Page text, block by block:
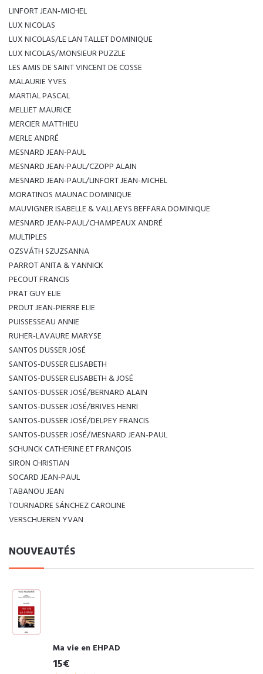
LINFORT JEAN-MICHEL
LUX NICOLAS
LUX NICOLAS/LE LAN TALLET DOMINIQUE
LUX NICOLAS/MONSIEUR PUZZLE
LES AMIS DE SAINT VINCENT DE COSSE
MALAURIE YVES
MARTIAL PASCAL
MELLIET MAURICE
MERCIER MATTHIEU
MERLE ANDRÉ
MESNARD JEAN-PAUL
MESNARD JEAN-PAUL/CZOPP ALAIN
MESNARD JEAN-PAUL/LINFORT JEAN-MICHEL
MORATINOS MAUNAC DOMINIQUE
MAUVIGNER ISABELLE & VALLAEYS BEFFARA DOMINIQUE
MESNARD JEAN-PAUL/CHAMPEAUX ANDRÉ
MULTIPLES
OZSVÁTH SZUZSANNA
PARROT ANITA & YANNICK
PECOUT FRANCIS
PRAT GUY ELIE
PROUT JEAN-PIERRE ELIE
PUISSESSEAU ANNIE
RUHER-LAVAURE MARYSE
SANTOS DUSSER JOSÉ
SANTOS-DUSSER ELISABETH
SANTOS-DUSSER ELISABETH & JOSÉ
SANTOS-DUSSER JOSÉ/BERNARD ALAIN
SANTOS-DUSSER JOSÉ/BRIVES HENRI
SANTOS-DUSSER JOSÉ/DELPEY FRANCIS
SANTOS-DUSSER JOSÉ/MESNARD JEAN-PAUL
SCHUNCK CATHERINE ET FRANÇOIS
SIRON CHRISTIAN
SOCARD JEAN-PAUL
TABANOU JEAN
TOURNADRE SÁNCHEZ CAROLINE
VERSCHUEREN YVAN
NOUVEAUTÉS
Ma vie en EHPAD
15€